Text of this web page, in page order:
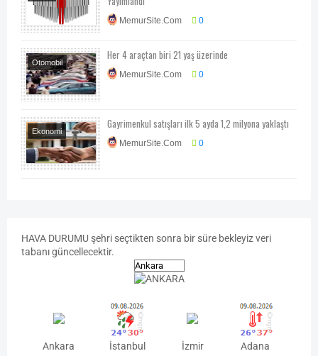
Mevzuatları
MemurSite.Com 0
Otomobil
Teknoloji-Otomotiv-
Program
Her 4 araçtan biri 21 yaş üzerinde
MemurSite.Com 0
Ekonomi
Ekonomi-Piyasa-
Kampanya
Gayrimenkul satışları ilk 5 ayda 1,2 milyona yaklaştı
MemurSite.Com 0
HAVA DURUMU şehri seçtikten sonra bir süre bekleyiz veri
tabanı güncellecektir.
Ankara İstanbul İzmir Adana